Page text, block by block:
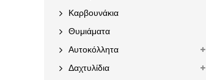
Καρβουνάκια
Θυμιάματα
Αυτοκόλλητα
Δαχτυλίδια